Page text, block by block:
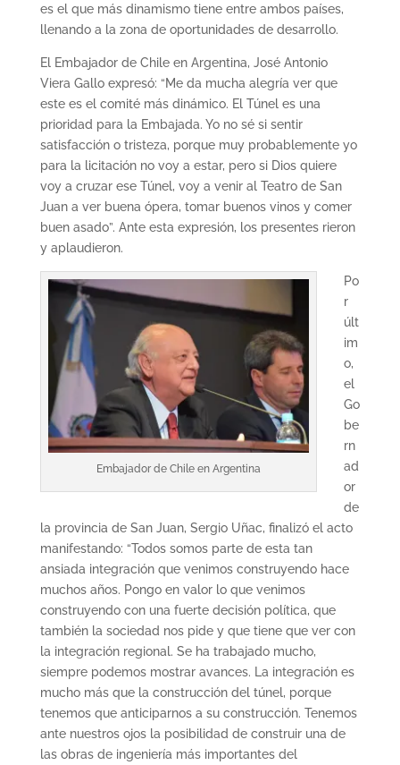
es el que más dinamismo tiene entre ambos países,
llenando a la zona de oportunidades de desarrollo.
El Embajador de Chile en Argentina, José Antonio
Viera Gallo expresó: “Me da mucha alegría ver que
este es el comité más dinámico. El Túnel es una
prioridad para la Embajada. Yo no sé si sentir
satisfacción o tristeza, porque muy probablemente yo
para la licitación no voy a estar, pero si Dios quiere
voy a cruzar ese Túnel, voy a venir al Teatro de San
Juan a ver buena ópera, tomar buenos vinos y comer
buen asado”. Ante esta expresión, los presentes rieron
y aplaudieron.
Embajador de Chile en Argentina
Po
r
últ
im
o,
el
Go
be
rn
ad
or
de
la provincia de San Juan, Sergio Uñac, finalizó el acto
manifestando: “Todos somos parte de esta tan
ansiada integración que venimos construyendo hace
muchos años. Pongo en valor lo que venimos
construyendo con una fuerte decisión política, que
también la sociedad nos pide y que tiene que ver con
la integración regional. Se ha trabajado mucho,
siempre podemos mostrar avances. La integración es
mucho más que la construcción del túnel, porque
tenemos que anticiparnos a su construcción. Tenemos
ante nuestros ojos la posibilidad de construir una de
las obras de ingeniería más importantes del